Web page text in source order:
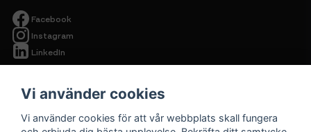
Facebook
Instagram
LinkedIn
Vi använder cookies
Vi använder cookies för att vår webbplats skall fungera